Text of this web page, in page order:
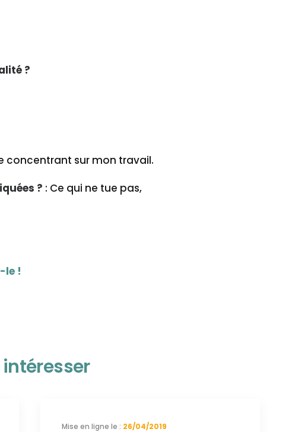
?
concentrant sur mon travail.
? : Ce qui ne tue pas,
26/04/2019